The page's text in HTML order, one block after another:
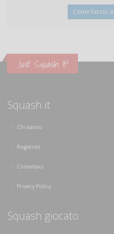
Come faccio
Just Squash It!
Squash.it
Chi siamo
Registrati
Contattaci
Privacy Policy
Squash giocato